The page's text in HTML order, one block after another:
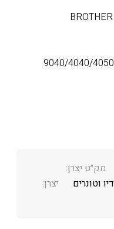
מק״ט יצרן:
דיו וטונרים
יצרן: